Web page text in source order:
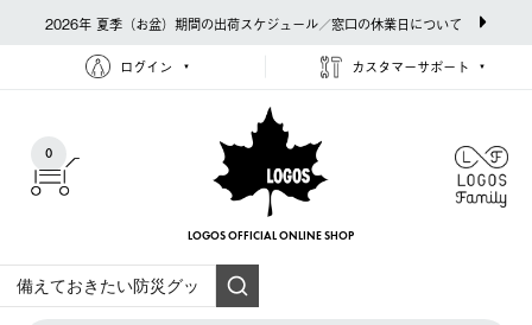
2026年 夏季（お盆）期間の出荷スケジュール／窓口の休業日について
ログイン カスタマーサポート
0
LOGOS OFFICIAL ONLINE SHOP